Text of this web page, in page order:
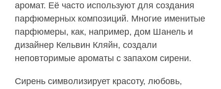
аромат. Её часто используют для создания
парфюмерных композиций. Многие именитые
парфюмеры, как, например, дом Шанель и
дизайнер Кельвин Кляйн, создали
неповторимые ароматы с запахом сирени.
Сирень символизирует красоту, любовь,